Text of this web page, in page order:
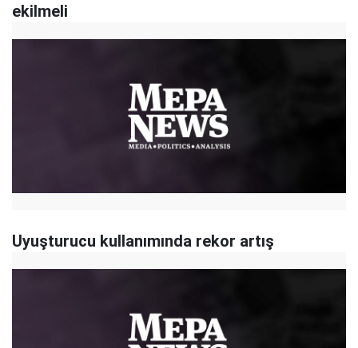
ekilmeli
Uyuşturucu kullanımında rekor artış